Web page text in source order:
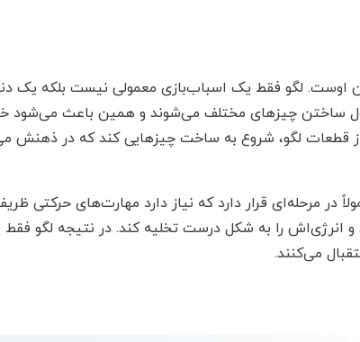
می‌دهد، لگوی مناسب سن اوست. لگو فقط یک اسباب‌بازی معمولی نیست بلکه
ساختن چیزهای مختلف می‌شوند و همین باعث می‌شود
قطعات لگو، شروع به ساخت چیزهایی کند که در ذهنش
مرحله‌ای قرار دارد که نیاز دارد مهارت‌های حرکتی
را به شکل درست تخلیه کند. در نتیجه لگو
می‌کنند.